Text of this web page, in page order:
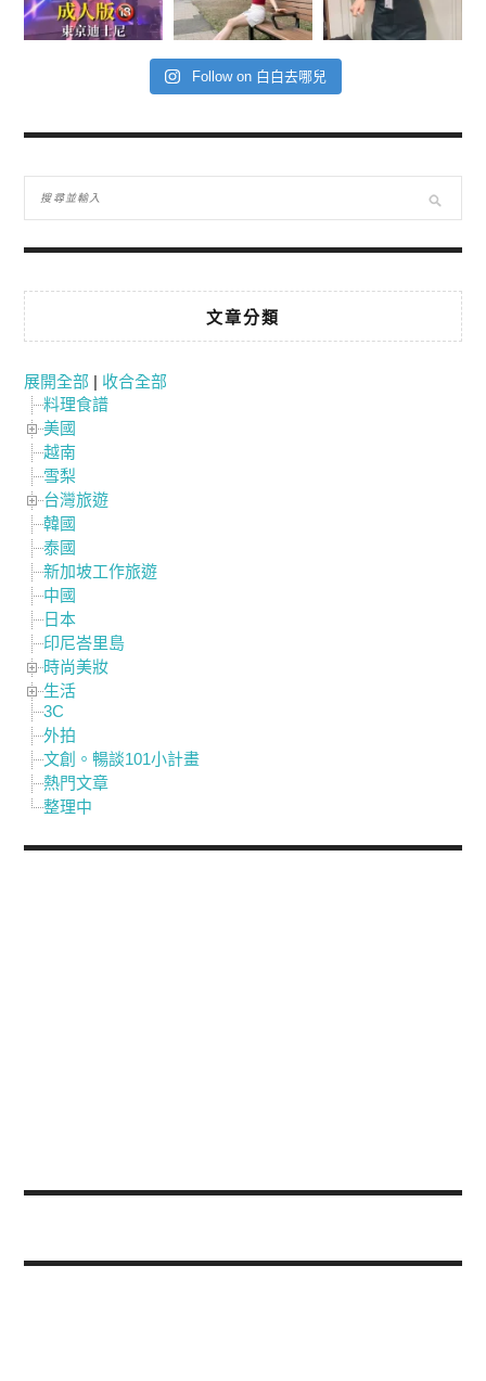
Follow on 白白去哪兒
文章分類
展開全部 | 收合全部
料理食譜
美國
越南
雪梨
台灣旅遊
韓國
泰國
新加坡工作旅遊
中國
日本
印尼峇里島
時尚美妝
生活
3C
外拍
文創。暢談101小計畫
熱門文章
整理中